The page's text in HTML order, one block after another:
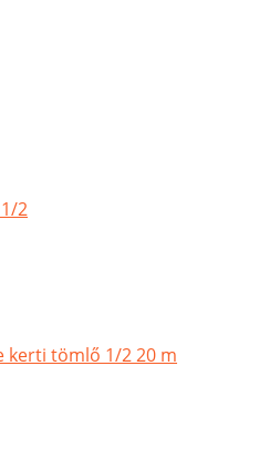
2
kerti tömlő 1/2 20 m